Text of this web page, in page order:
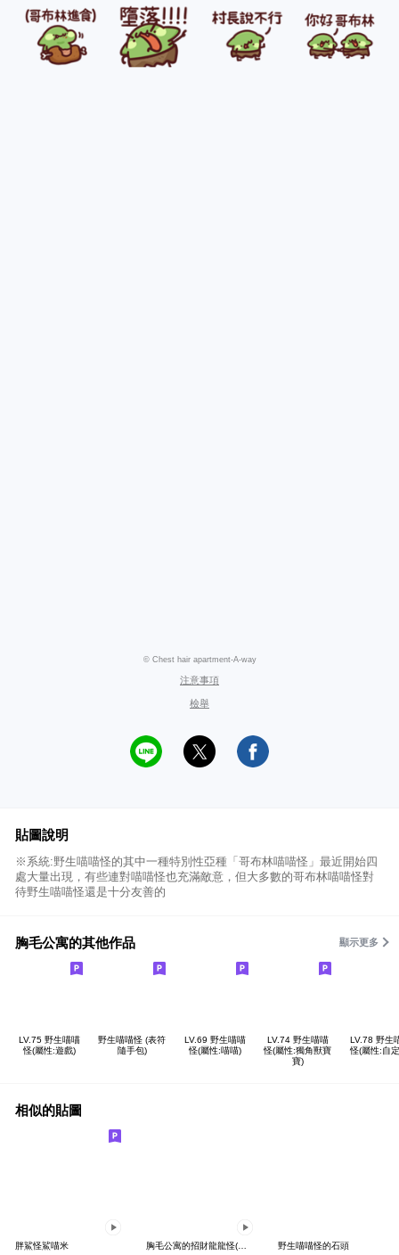
© Chest hair apartment-A-way
注意事項
檢舉
貼圖說明
※系統:野生喵喵怪的其中一種特別性亞種「哥布林喵喵怪」最近開始四
處大量出現，有些連對喵喵怪也充滿敵意，但大多數的哥布林喵喵怪對
待野生喵喵怪還是十分友善的
胸毛公寓的其他作品 顯示更多
LV.75 野生喵喵
怪(屬性:遊戲)
野生喵喵怪 (表符
隨手包)
LV.69 野生喵喵
怪(屬性:喵喵)
LV.74 野生喵喵
怪(屬性:獨角獸寶
寶)
LV.78 野生
怪(屬性:自
相似的貼圖
胖鯊怪鯊喵米 胸毛公寓的招財龍龍怪(動態貼圖) 野生喵喵怪的石頭